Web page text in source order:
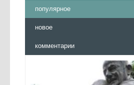
популярное
новое
комментарии